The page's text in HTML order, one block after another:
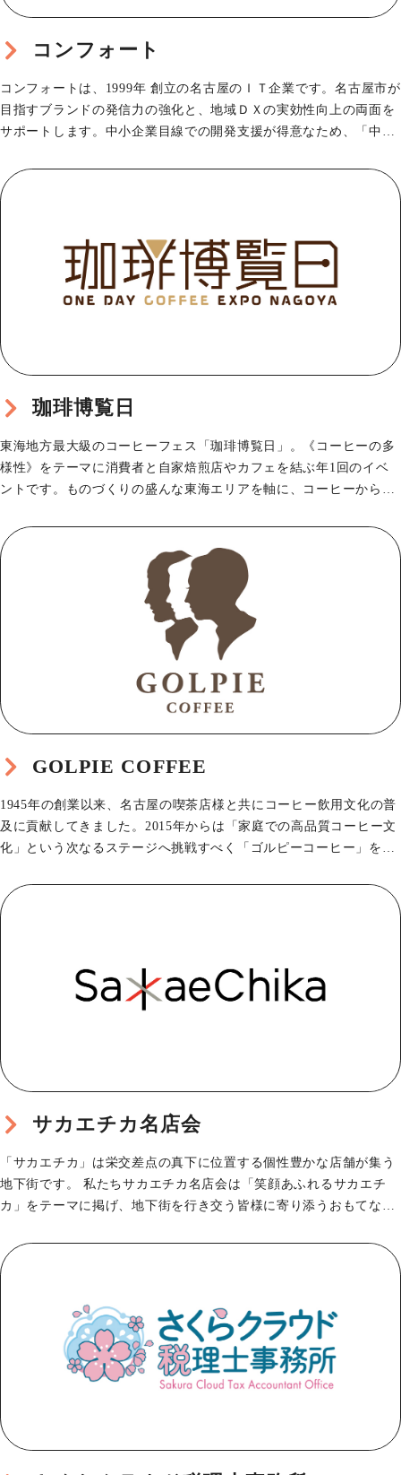
コンフォート
コンフォートは、1999年 創立の名古屋のＩＴ企業です。名古屋市が
目指すブランドの発信力の強化と、地域ＤＸの実効性向上の両面を
サポートします。中小企業目線での開発支援が得意なため、「中小
珈琲博覧日
東海地⽅最⼤級のコーヒーフェス「珈琲博覧⽇」。《コーヒーの多
様性》をテーマに消費者と⾃家焙煎店やカフェを結ぶ年1回のイベ
ントです。ものづくりの盛んな東海エリアを軸に、コーヒーからつ
GOLPIE COFFEE
1945年の創業以来、名古屋の喫茶店様と共にコーヒー飲用文化の普
及に貢献してきました。2015年からは「家庭での高品質コーヒー文
化」という次なるステージへ挑戦すべく「ゴルピーコーヒー」を名
サカエチカ名店会
「サカエチカ」は栄交差点の真下に位置する個性豊かな店舗が集う
地下街です。 私たちサカエチカ名店会は「笑顔あふれるサカエチ
カ」をテーマに掲げ、地下街を行き交う皆様に寄り添うおもてなし